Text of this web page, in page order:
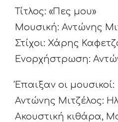
Τίτλος: «Πες μου»
Μουσική: Αντώνης
Στίχοι: Χάρης
Ενορχήστρωση:
Έπαιξαν οι μουσικοί:
Αντώνης Μιτζέλος:
Ακουστική κιθάρα,